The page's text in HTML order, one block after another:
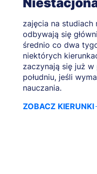
zajęcia na studiach
odbywają się
średnio co dwa
niektórych
zaczynają się już
południu, jeśli
nauczania.
ZOBACZ KIERUNKI